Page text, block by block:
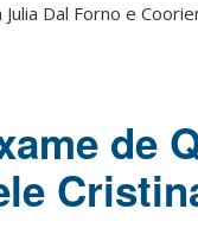
Dal Forno e
de